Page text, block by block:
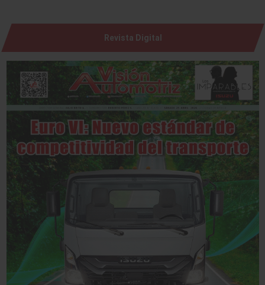
Revista Digital